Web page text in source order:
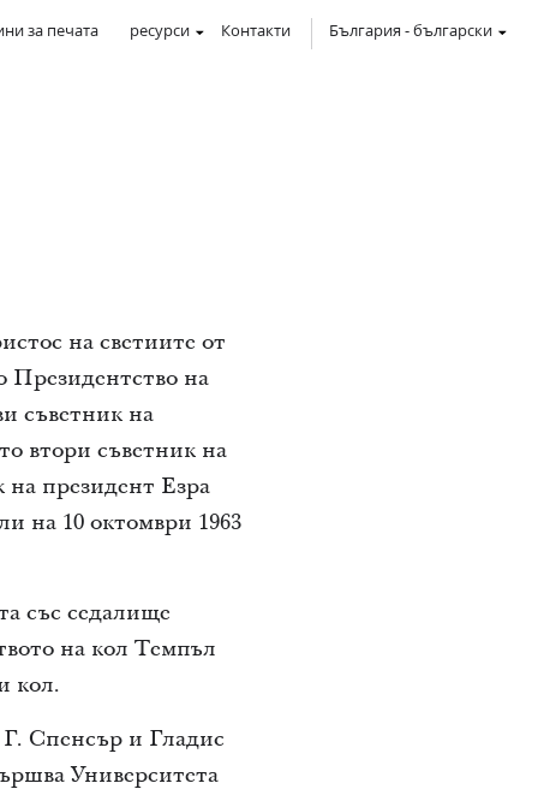
за печата ресурси Контакти България -български
на светиите от
Президентство на
съветник на
втори съветник на
на президент Езра
на 10 октомври 1963
със седалище
на кол Темпъл
кол.
Спенсър и Гладис
Университета